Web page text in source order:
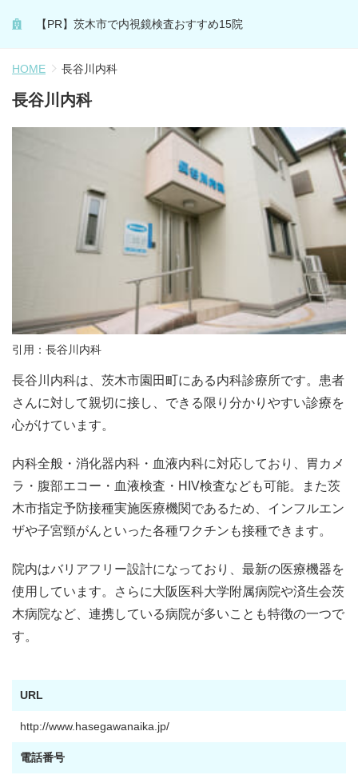
【PR】茨木市で内視鏡検査おすすめ15院
HOME 長谷川内科
長谷川内科
引用： 長谷川内科
長谷川内科は、茨木市園田町にある内科診療所です。患者
さんに対して親切に接し、できる限り分かりやすい診療を
心がけています。
内科全般・消化器内科・血液内科に対応しており、胃カメ
ラ・腹部エコー・血液検査・HIV検査なども可能。また茨
木市指定予防接種実施医療機関であるため、インフルエン
ザや子宮頸がんといった各種ワクチンも接種できます。
院内はバリアフリー設計になっており、最新の医療機器を
使用しています。さらに大阪医科大学附属病院や済生会茨
木病院など、連携している病院が多いことも特徴の一つで
す。
URL
http://www.hasegawanaika.jp/
電話番号